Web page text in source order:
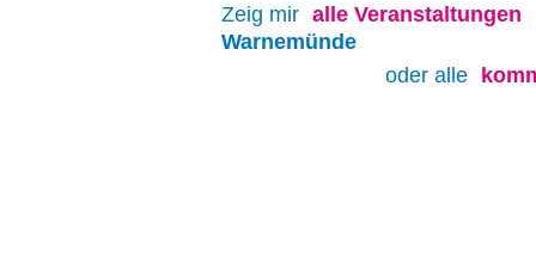
Zeig mir alle Veranstaltungen
Warnemünde
oder alle